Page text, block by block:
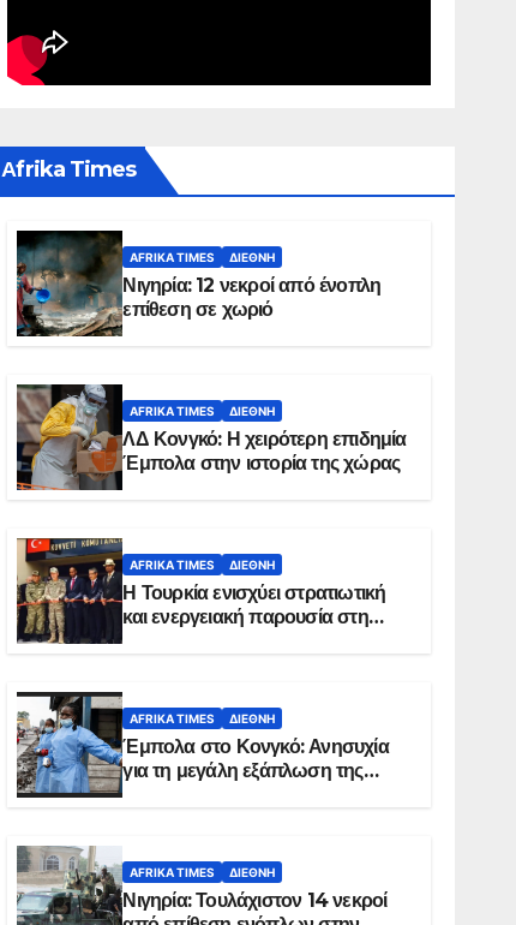
Αfrika Times
AFRIKA TIMES ΔΙΕΘΝΉ
Νιγηρία: 12 νεκροί από ένοπλη
επίθεση σε χωριό
AFRIKA TIMES ΔΙΕΘΝΉ
ΛΔ Κονγκό: Η χειρότερη επιδημία
Έμπολα στην ιστορία της χώρας
AFRIKA TIMES ΔΙΕΘΝΉ
Η Τουρκία ενισχύει στρατιωτική
και ενεργειακή παρουσία στη
AFRIKA TIMES ΔΙΕΘΝΉ
Έμπολα στο Κονγκό: Ανησυχία
για τη μεγάλη εξάπλωση της
AFRIKA TIMES ΔΙΕΘΝΉ
Νιγηρία: Τουλάχιστον 14 νεκροί